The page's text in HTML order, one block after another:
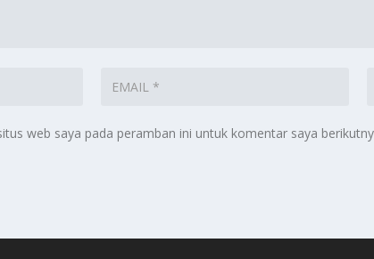
web saya pada peramban ini untuk komentar saya